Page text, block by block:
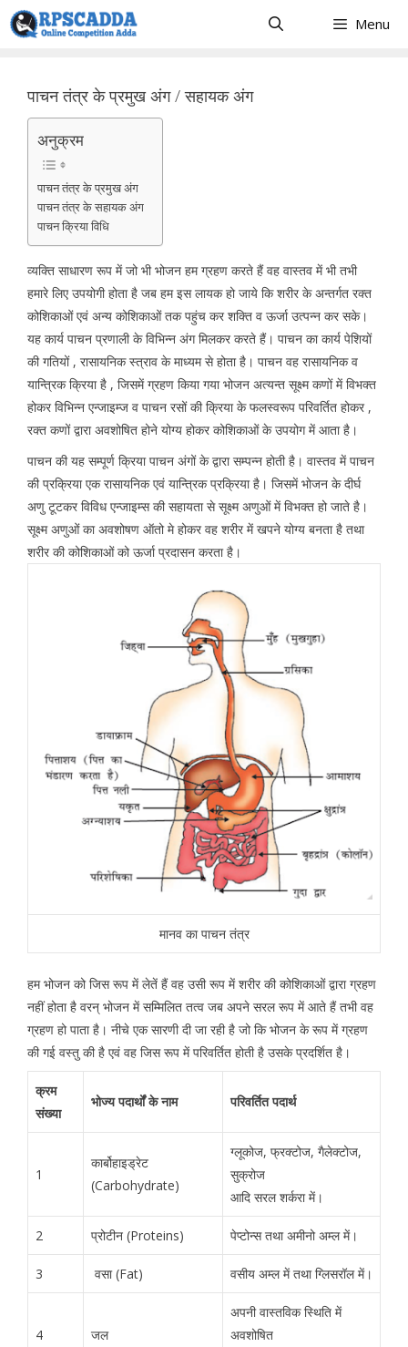
Skip
to
Menu
पाचन तंत्र के प्रमुख अंग / सहायक अंग
अनुक्रम
पाचन तंत्र के प्रमुख अंग
पाचन तंत्र के सहायक अंग
पाचन क्रिया विधि
व्यक्ति साधारण रूप में जो भी भोजन हम ग्रहण करते हैं वह वास्तव में भी तभी
हमारे लिए उपयोगी होता है जब हम इस लायक हो जाये कि शरीर के अन्तर्गत रक्त
कोशिकाओं एवं अन्य कोशिकाओं तक पहुंच कर शक्ति व ऊर्जा उत्पन्न कर सके।
यह कार्य पाचन प्रणाली के विभिन्न अंग मिलकर करते हैं। पाचन का कार्य पेशियों
की गतियों , रासायनिक स्त्राव के माध्यम से होता है। पाचन वह रासायनिक व
यान्त्रिक क्रिया है , जिसमें ग्रहण किया गया भोजन अत्यन्त सूक्ष्म कणों में विभक्त
होकर विभिन्न एन्जाइम्ज व पाचन रसों की क्रिया के फलस्वरूप परिवर्तित होकर ,
रक्त कणों द्वारा अवशोषित होने योग्य होकर कोशिकाओं के उपयोग में आता है।
पाचन की यह सम्पूर्ण क्रिया पाचन अंगों के द्वारा सम्पन्न होती है। वास्तव में पाचन
की प्रक्रिया एक रासायनिक एवं यान्त्रिक प्रक्रिया है। जिसमें भोजन के दीर्घ
अणु टूटकर विविध एन्जाइम्स की सहायता से सूक्ष्म अणुओं में विभक्त हो जाते है।
सूक्ष्म अणुओं का अवशोषण ऑतो मे होकर वह शरीर में खपने योग्य बनता है तथा
शरीर की कोशिकाओं को ऊर्जा प्रदासन करता है।
मानव का पाचन तंत्र
हम भोजन को जिस रूप में लेतें हैं वह उसी रूप में शरीर की कोशिकाओं द्वारा ग्रहण
नहीं होता है वरन् भोजन में सम्मिलित तत्व जब अपने सरल रूप में आते हैं तभी वह
ग्रहण हो पाता है। नीचे एक सारणी दी जा रही है जो कि भोजन के रूप में ग्रहण
की गई वस्तु की है एवं वह जिस रूप में परिवर्तित होती है उसके प्रदर्शित है।
क्रम
संख्या
भोज्य पदार्थों के नाम परिवर्तित पदार्थ
1
कार्बोहाइड्रेट
(Carbohydrate)
ग्लूकोज, फ्रक्टोज, गैलेक्टोज,
सुक्रोज
आदि सरल शर्करा में।
2 प्रोटीन (Proteins) पेप्टोन्स तथा अमीनो अम्ल में।
3 वसा (Fat) वसीय अम्ल में तथा ग्लिसरॉल में।
4 जल
अपनी वास्तविक स्थिति में
अवशोषित